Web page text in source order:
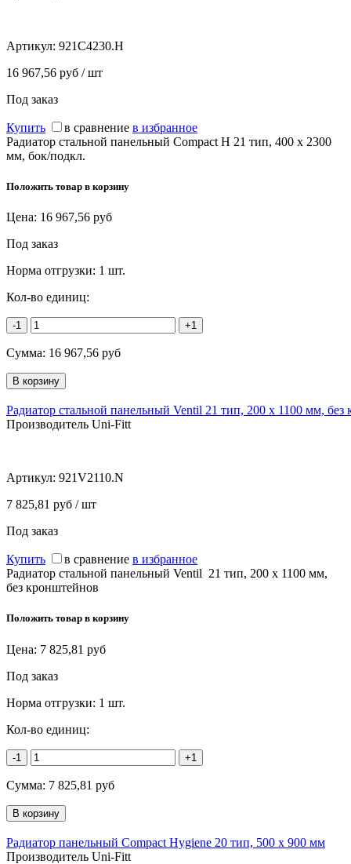
Артикул: 921C4230.H
16 967,56 руб / шт
Под заказ
Купить в сравнение в избранное
Радиатор стальной панельный Compact H 21 тип, 400 х 2300
мм, бок/подкл.
Положить товар в корзину
Цена: 16 967,56 руб
Под заказ
Норма отгрузки: 1 шт.
Кол-во единиц:
-1 +1
Сумма: 16 967,56 руб
Радиатор стальной панельный Ventil 21 тип, 200 х 1100 мм, без
Производитель Uni-Fitt
Артикул: 921V2110.N
7 825,81 руб / шт
Под заказ
Купить в сравнение в избранное
Радиатор стальной панельный Ventil 21 тип, 200 х 1100 мм,
без кронштейнов
Положить товар в корзину
Цена: 7 825,81 руб
Под заказ
Норма отгрузки: 1 шт.
Кол-во единиц:
-1 +1
Сумма: 7 825,81 руб
Радиатор панельный Compact Hygiene 20 тип, 500 х 900 мм
Производитель Uni-Fitt